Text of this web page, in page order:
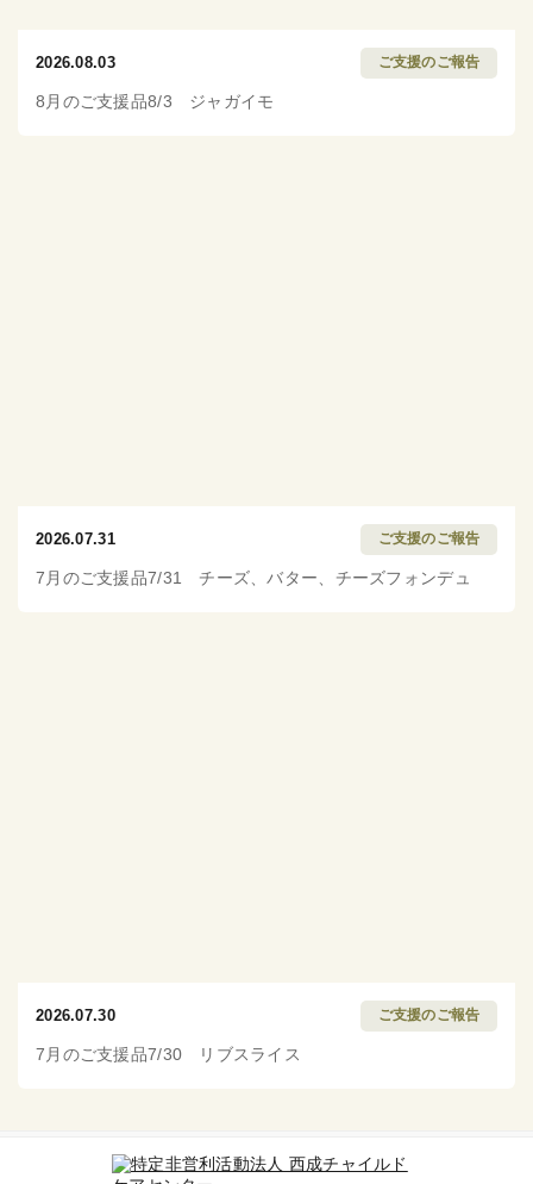
2026.08.03 ご支援のご報告
8月のご支援品8/3 ジャガイモ
2026.07.31 ご支援のご報告
7月のご支援品7/31 チーズ、バター、チーズフォンデュ
2026.07.30 ご支援のご報告
7月のご支援品7/30 リブスライス